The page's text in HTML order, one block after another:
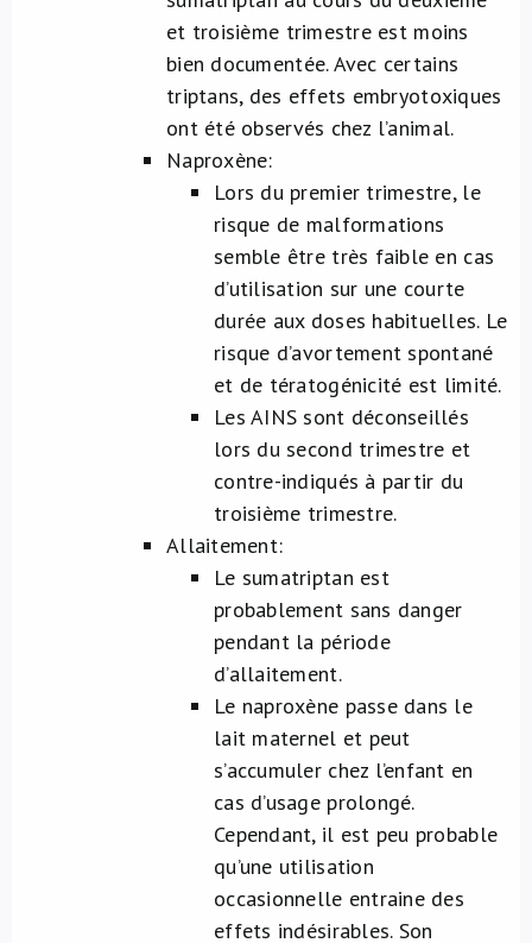
et troisième trimestre est moins
bien documentée. Avec certains
triptans, des effets embryotoxiques
ont été observés chez l’animal.
Naproxène:
Lors du premier trimestre, le
risque de malformations
semble être très faible en cas
d’utilisation sur une courte
durée aux doses habituelles. Le
risque d’avortement spontané
et de tératogénicité est limité.
Les AINS sont déconseillés
lors du second trimestre et
contre-indiqués à partir du
troisième trimestre.
Allaitement:
Le sumatriptan est
probablement sans danger
pendant la période
d’allaitement.
Le naproxène passe dans le
lait maternel et peut
s’accumuler chez l’enfant en
cas d’usage prolongé.
Cependant, il est peu probable
qu’une utilisation
occasionnelle entraine des
effets indésirables. Son